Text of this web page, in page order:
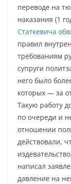
переводе на
наказания (1
Статкевича
правил
требованиям
супруги
него было
которых — за
Такую работу
по очереди и
отношении
действовали,
написал
давление на